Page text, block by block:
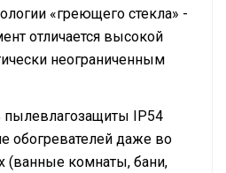
«греющего стекла» -
отличается высокой
неограниченным
IP54
обогревателей даже во
комнаты, бани,